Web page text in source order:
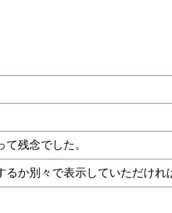
残念でした。
か別々で表示していただけれ